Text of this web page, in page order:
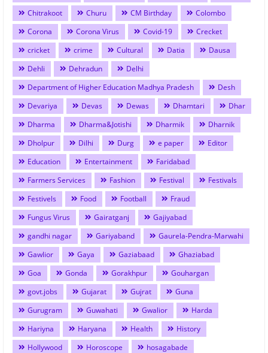
Chitrakoot
Churu CM Birthday
Colombo
Corona
Corona Virus Covid-19
Crecket
cricket
crime Cultural Datia
Dausa
Dehli
Dehradun
Delhi
Department of Higher Education Madhya Pradesh
Desh
Devariya
Devas Dewas Dhamtari
Dhar
Dharma
Dharma&Jotishi Dharmik
Dharnik
Dholpur
Dilhi Durg e paper
Editor
Education
Entertainment
Faridabad
Farmers Services
Fashion Festival
Festivals
Festivels
Food Football
Fraud
Fungus Virus
Gairatganj
Gajiyabad
gandhi nagar
Gariyaband
Gaurela-Pendra-Marwahi
Gawlior
Gaya Gaziabaad
Ghaziabad
Goa
Gonda Gorakhpur
Gouhargan
govt.jobs
Gujarat Gujrat
Guna
Gurugram
Guwahati Gwalior
Harda
Hariyna
Haryana Health
History
Hollywood
Horoscope
hosagabade